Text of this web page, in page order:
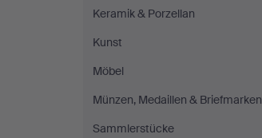
Keramik & Porzellan
Kunst
Möbel
Münzen, Medaillen & Briefmarken
Sammlerstücke